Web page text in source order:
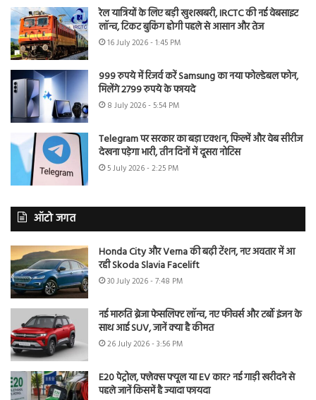
रेल यात्रियों के लिए बड़ी खुशखबरी, IRCTC की नई वेबसाइट
लॉन्च, टिकट बुकिंग होगी पहले से आसान और तेज
16 July 2026 - 1:45 PM
999 रुपये में रिजर्व करें Samsung का नया फोल्डेबल फोन,
मिलेंगे 2799 रुपये के फायदे
8 July 2026 - 5:54 PM
Telegram पर सरकार का बड़ा एक्शन, फिल्में और वेब सीरीज
देखना पड़ेगा भारी, तीन दिनों में दूसरा नोटिस
5 July 2026 - 2:25 PM
ऑटो जगत
Honda City और Verna की बढ़ी टेंशन, नए अवतार में आ
रही Skoda Slavia Facelift
30 July 2026 - 7:48 PM
नई मारुति ब्रेजा फेसलिफ्ट लॉन्च, नए फीचर्स और टर्बो इंजन के
साथ आई SUV, जानें क्या है कीमत
26 July 2026 - 3:56 PM
E20 पेट्रोल, फ्लेक्स फ्यूल या EV कार? नई गाड़ी खरीदने से
पहले जानें किसमें है ज्यादा फायदा